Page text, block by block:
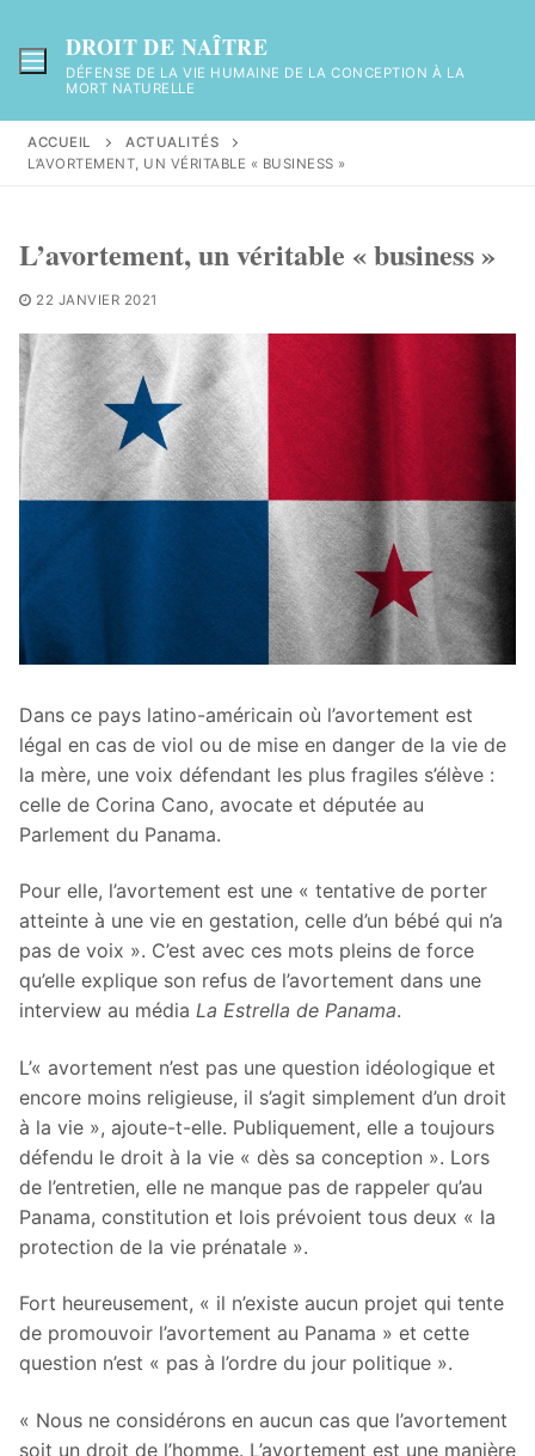
au
contenu
DROIT DE NAÎTRE
DÉFENSE DE LA VIE HUMAINE DE LA CONCEPTION À LA
MORT NATURELLE
ACCUEIL
ACTUALITÉS
L’AVORTEMENT, UN VÉRITABLE « BUSINESS »
L’avortement, un véritable « business »
22 JANVIER 2021
Dans ce pays latino-américain où l’avortement est
légal en cas de viol ou de mise en danger de la vie de
la mère, une voix défendant les plus fragiles s’élève :
celle de Corina Cano, avocate et députée au
Parlement du Panama.
Pour elle, l’avortement est une « tentative de porter
atteinte à une vie en gestation, celle d’un bébé qui n’a
pas de voix ». C’est avec ces mots pleins de force
qu’elle explique son refus de l’avortement dans une
interview au média La Estrella de Panama.
L’« avortement n’est pas une question idéologique et
encore moins religieuse, il s’agit simplement d’un droit
à la vie », ajoute-t-elle. Publiquement, elle a toujours
défendu le droit à la vie « dès sa conception ». Lors
de l’entretien, elle ne manque pas de rappeler qu’au
Panama, constitution et lois prévoient tous deux « la
protection de la vie prénatale ».
Fort heureusement, « il n’existe aucun projet qui tente
de promouvoir l’avortement au Panama » et cette
question n’est « pas à l’ordre du jour politique ».
« Nous ne considérons en aucun cas que l’avortement
soit un droit de l’homme. L’avortement est une manière